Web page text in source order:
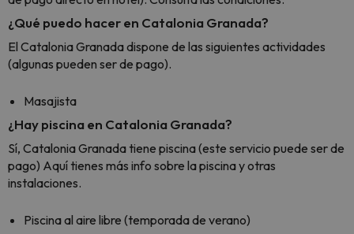
¿Qué puedo hacer en Catalonia Granada?
El Catalonia Granada dispone de las siguientes actividades
(algunas pueden ser de pago).
Masajista
¿Hay piscina en Catalonia Granada?
Sí, Catalonia Granada tiene piscina (este servicio puede ser de
pago) Aquí tienes más info sobre la piscina y otras
instalaciones.
Piscina al aire libre (temporada de verano)